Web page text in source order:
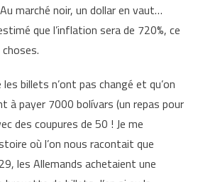
marché noir, un dollar en vaut…
que l’inflation sera de 720%, ce
billets n’ont pas changé et qu’on
à payer 7000 bolívars (un repas pour
des coupures de 50 ! Je me
où l’on nous racontait que
les Allemands achetaient une